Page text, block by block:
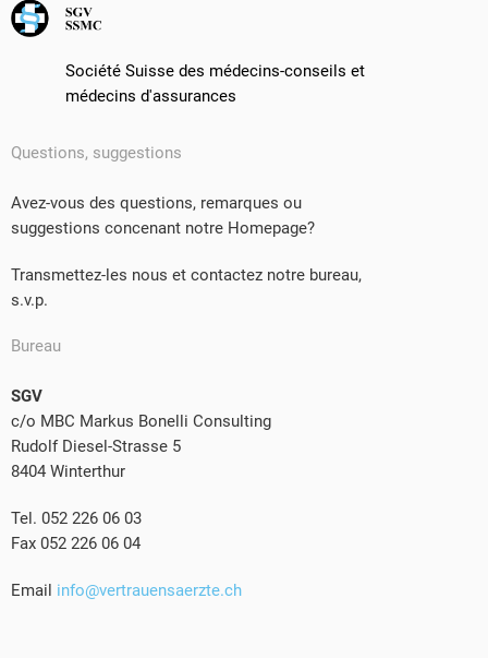
Société Suisse des médecins-conseils et
médecins d'assurances
Questions, suggestions
Avez-vous des questions, remarques ou
suggestions concenant notre Homepage?
Transmettez-les nous et contactez notre bureau,
s.v.p.
Bureau
SGV
c/o MBC Markus Bonelli Consulting
Rudolf Diesel-Strasse 5
8404 Winterthur
Tel. 052 226 06 03
Fax 052 226 06 04
Email info@vertrauensaerzte.ch